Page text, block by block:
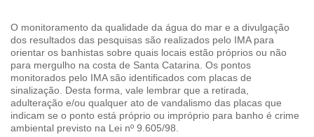
Cinema
Agenda Cultural
Anuncie
O monitoramento da qualidade da água do mar e a divulgação
dos resultados das pesquisas são realizados pelo IMA para
orientar os banhistas sobre quais locais estão próprios ou não
para mergulho na costa de Santa Catarina. Os pontos
monitorados pelo IMA são identificados com placas de
sinalização. Desta forma, vale lembrar que a retirada,
adulteração e/ou qualquer ato de vandalismo das placas que
indicam se o ponto está próprio ou impróprio para banho é crime
ambiental previsto na Lei nº 9.605/98.